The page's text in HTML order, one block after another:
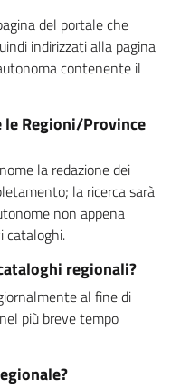
del portale che
indirizzati alla pagina
contenente il
Regioni/Province
la redazione dei
la ricerca sarà
non appena
cataloghi.
regionali?
al fine di
più breve tempo